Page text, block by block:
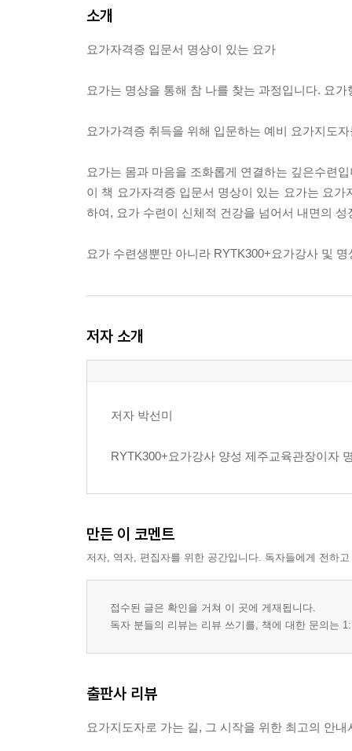
소개
요가자격증 입문서 명상이 있는 요가
요가는 명상을 통해 참 나를 찾는 과정입니다. 요
요가가격증 취득을 위해 입문하는 예비 요가지도
요가는 몸과 마음을 조화롭게 연결하는 깊은수련
이 책 요가자격증 입문서 명상이 있는 요가는 요
하여, 요가 수련이 신체적 건강을 넘어서 내면의
요가 수련생뿐만 아니라 RYTK300+요가강사 및
저자 소개
저자 박선미
RYTK300+요가강사 양성 제주교육관장이자
만든 이 코멘트
저자, 역자, 편집자를 위한 공간입니다. 독자들에게 전하
접수된 글은 확인을 거쳐 이 곳에 게재됩니다.
독자 분들의 리뷰는 리뷰 쓰기를, 책에 대한 문의는
출판사 리뷰
요가지도자로 가는 길, 그 시작을 위한 최고의 안내